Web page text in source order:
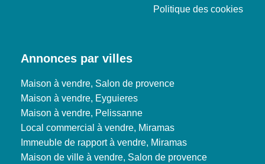
Politique des cookies
Annonces par villes
Maison à vendre, Salon de provence
Maison à vendre, Eyguieres
Maison à vendre, Pelissanne
Local commercial à vendre, Miramas
Immeuble de rapport à vendre, Miramas
Maison de ville à vendre, Salon de provence